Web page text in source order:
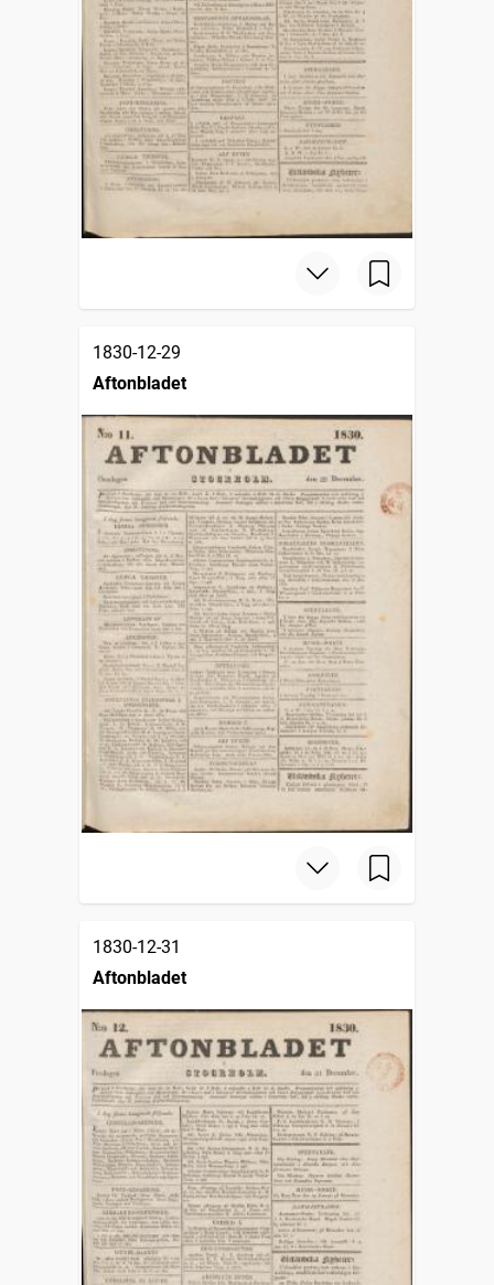
1830-12-29
Aftonbladet
1830-12-31
Aftonbladet